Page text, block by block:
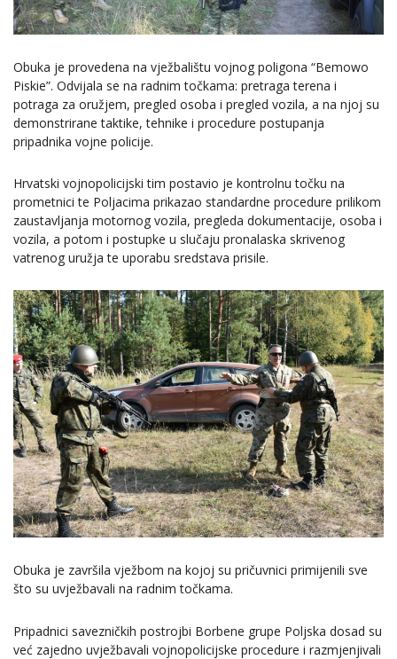
Obuka je provedena na vježbalištu vojnog poligona “Bemowo
Piskie”. Odvijala se na radnim točkama: pretraga terena i
potraga za oružjem, pregled osoba i pregled vozila, a na njoj su
demonstrirane taktike, tehnike i procedure postupanja
pripadnika vojne policije.
Hrvatski vojnopolicijski tim postavio je kontrolnu točku na
prometnici te Poljacima prikazao standardne procedure prilikom
zaustavljanja motornog vozila, pregleda dokumentacije, osoba i
vozila, a potom i postupke u slučaju pronalaska skrivenog
vatrenog uružja te uporabu sredstava prisile.
Obuka je završila vježbom na kojoj su pričuvnici primijenili sve
što su uvježbavali na radnim točkama.
Pripadnici savezničkih postrojbi Borbene grupe Poljska dosad su
već zajedno uvježbavali vojnopolicijske procedure i razmjenjivali